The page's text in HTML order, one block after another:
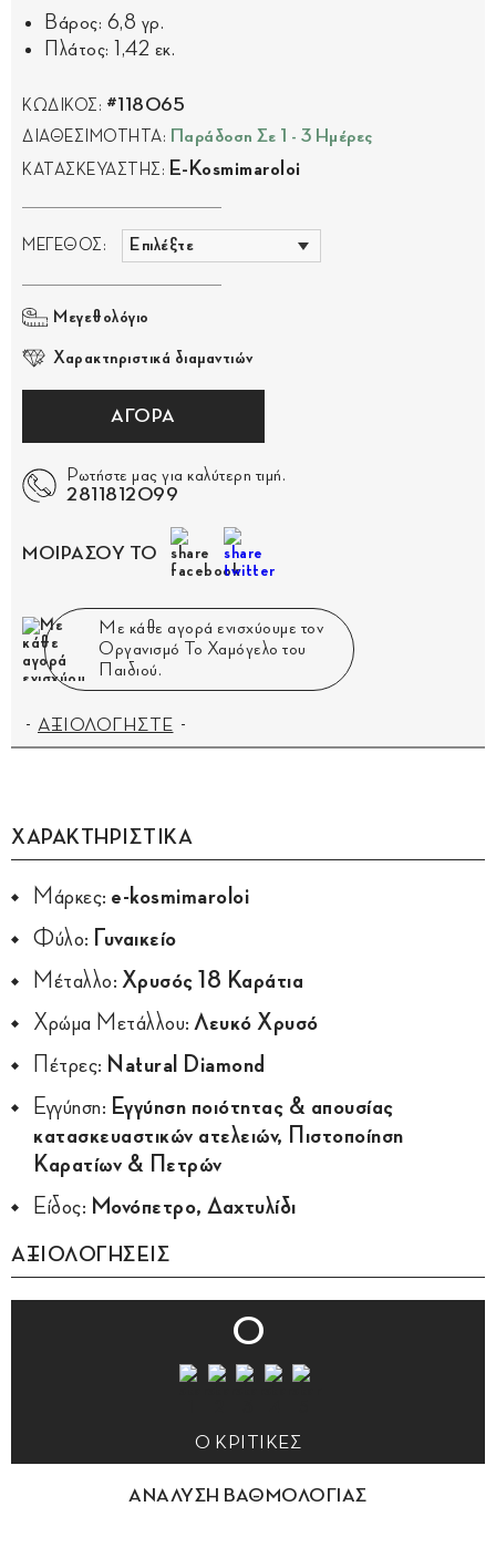
Βάρος: 6,8 γρ.
Πλάτος: 1,42 εκ.
ΚΩΔΙΚΟΣ: #118065
ΔΙΑΘΕΣΙΜΟΤΗΤΑ: Παράδοση Σε 1 - 3 Ημέρες
ΚΑΤΑΣΚΕΥΑΣΤΗΣ: E-Kosmimaroloi
ΜΕΓΕΘΟΣ:
Μεγεθολόγιο
Χαρακτηριστικά διαμαντιών
ΑΓΟΡΑ
Ρωτήστε μας για καλύτερη τιμή.
2811812099
ΜΟΙΡΑΣΟΥ ΤΟ
Με κάθε αγορά ενισχύουμε τον
Οργανισμό Το Χαμόγελο του
Παιδιού.
ΑΞΙΟΛΟΓΗΣΤΕ
ΧΑΡΑΚΤΗΡΙΣΤΙΚΑ
Μάρκες: e-kosmimaroloi
Φύλο:
Γυναικείο
Μέταλλο: Χρυσός 18 Καράτια
Χρώμα Μετάλλου: Λευκό Χρυσό
Πέτρες: Natural Diamond
Εγγύηση: Εγγύηση ποιότητας & απουσίας
κατασκευαστικών ατελειών, Πιστοποίηση
Καρατίων & Πετρών
Είδος: Μονόπετρο, Δαχτυλίδι
ΑΞΙΟΛΟΓΗΣΕΙΣ
0
0 ΚΡΙΤΙΚΕΣ
ΑΝΑΛΥΣΗ ΒΑΘΜΟΛΟΓΙΑΣ